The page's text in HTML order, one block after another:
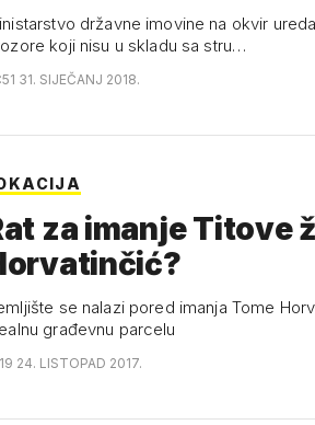
državne imovine na okvir
koji nisu u skladu sa stru…
31. SIJEČANJ 2018.
za imanje Titove
se nalazi pored imanja Tome
građevnu parcelu
24. LISTOPAD 2017.